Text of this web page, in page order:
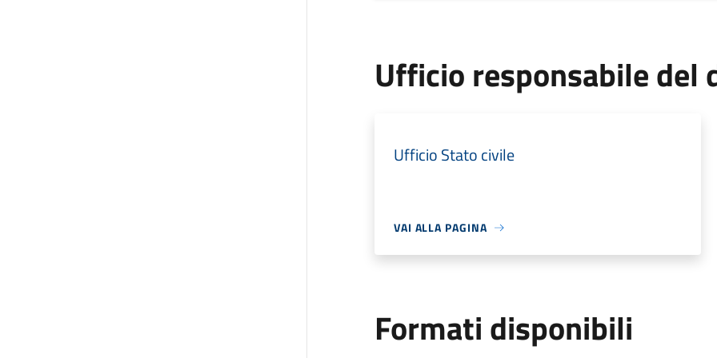
Ufficio responsabile del
Ufficio Stato civile
VAI ALLA PAGINA
Formati disponibili